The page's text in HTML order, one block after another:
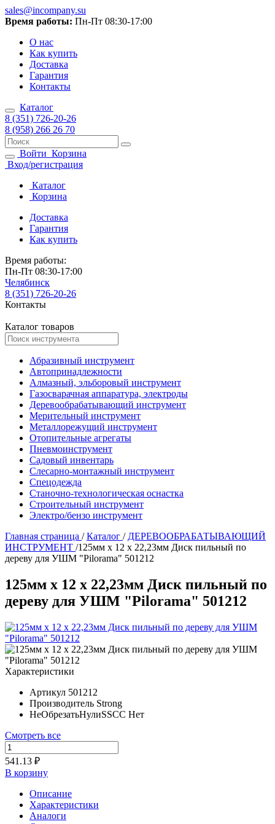
sales@incompany.su
Время работы: Пн-Пт 08:30-17:00
О нас
Как купить
Доставка
Гарантия
Контакты
Каталог
8 (351) 726-20-26
8 (958) 266 26 70
Войти Корзина
Вход/регистрация
Каталог
Корзина
Доставка
Гарантия
Как купить
Время работы:
Пн-Пт 08:30-17:00
Челябинск
8 (351) 726-20-26
Контакты
Каталог товаров
Абразивный инструмент
Автопринадлежности
Алмазный, эльборовый инструмент
Газосварачная аппаратура, электроды
Деревообрабатывающий инструмент
Мерительный инструмент
Металлорежущий инструмент
Отопительные агрегаты
Пневмоинструмент
Садовый инвентарь
Слесарно-монтажный инструмент
Спецодежда
Станочно-технологическая оснастка
Строительный инструмент
Электро/бензо инструмент
Главная страница / Каталог / ДЕРЕВООБРАБАТЫВАЮЩИЙ
ИНСТРУМЕНТ /125мм х 12 х 22,23мм Диск пильный по
дереву для УШМ "Pilorama" 501212
125мм х 12 х 22,23мм Диск пильный по
дереву для УШМ "Pilorama" 501212
Характеристики
Артикул 501212
Производитель Strong
НеОбрезатьНулиSSCC Нет
Смотреть все
541.13 ₽
В корзину
Описание
Характеристики
Аналоги